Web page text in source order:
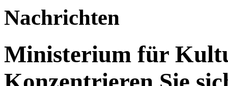
Nachrichten
Ministerium für